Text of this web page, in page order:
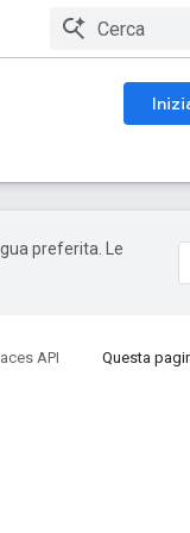
preferita. Le
API
Questa